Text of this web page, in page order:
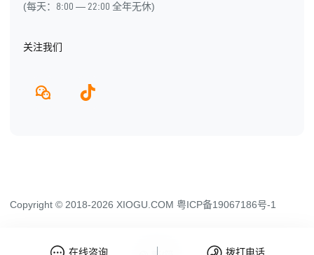
(每天：8:00 — 22:00 全年无休)
关注我们
Copyright © 2018-2026 XIOGU.COM 粤ICP备19067186号-1
在线咨询 拨打电话